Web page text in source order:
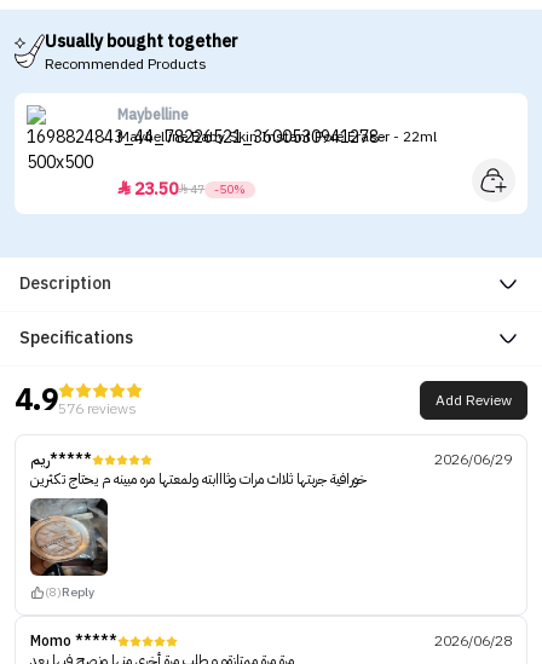
Usually bought together
Recommended Products
Maybelline
Maybelline Baby Skin Instant Pore Eraser - 22ml
 23.5047 -50%
Description
Specifications
4.9576 reviews Add Review
ريم*****
2026/06/29
خورافية جربتها ثلااث مرات وثااابته ولمعتها مره مبينه م يحتاج تكثرين
(8)Reply
Momo *****
2026/06/28